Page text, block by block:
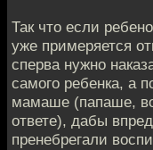
Так что если
уже примеряется
сперва нужно
самого ребенка, а
мамаше (папаше,
ответе), дабы
пренебрегали